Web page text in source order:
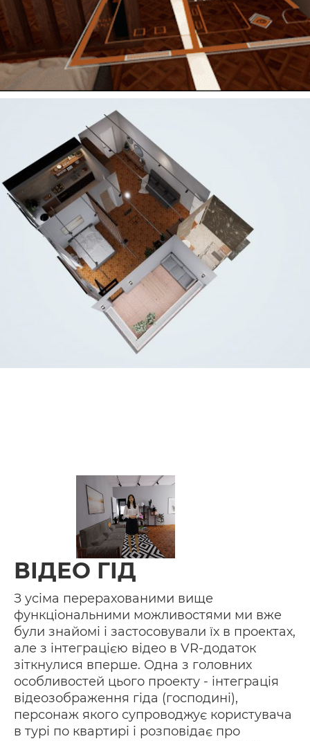
ВІДЕО ГІД
З усіма перерахованими вище
функціональними можливостями ми вже
були знайомі і застосовували їх в проектах,
але з інтеграцією відео в VR-додаток
зіткнулися вперше. Одна з головних
особливостей цього проекту - інтеграція
відеозображення гіда (господині),
персонаж якого супроводжує користувача
в турі по квартирі і розповідає про